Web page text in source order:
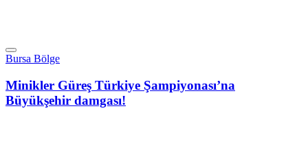
Bursa Bölge
Minikler Güreş Türkiye Şampiyonası’na
Büyükşehir damgası!